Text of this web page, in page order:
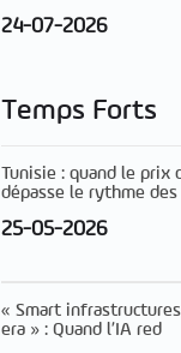
24-07-2026
Temps Forts
Tunisie : quand le prix
dépasse le rythme des
25-05-2026
« Smart
era » : Quand l’IA red